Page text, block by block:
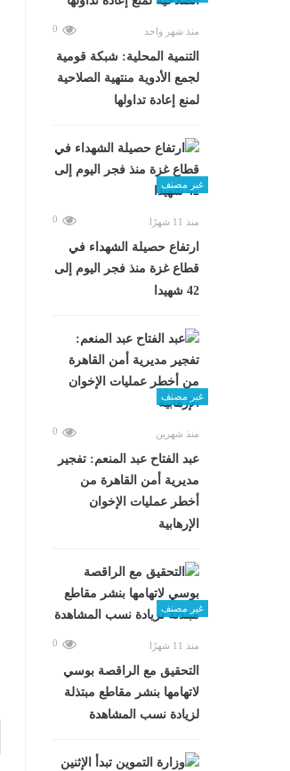
منذ شهر واحد 0
التنمية المحلية: شبكة قومية
لجمع الأدوية منتهية الصلاحية
لمنع إعادة تداولها
غير مصنف
منذ 11 شهرًا 0
ارتفاع حصيلة الشهداء في
قطاع غزة منذ فجر اليوم إلى
42 شهيدا
غير مصنف
منذ شهرين 0
عبد الفتاح عبد المنعم: تفجير
مديرية أمن القاهرة من
أخطر عمليات الإخوان
الإرهابية
غير مصنف
منذ 11 شهرًا 0
التحقيق مع الراقصة بوسي
لاتهامها بنشر مقاطع مبتذلة
لزيادة نسب المشاهدة